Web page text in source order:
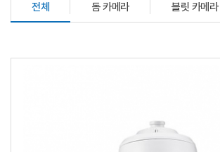
전체 돔 카메라 블릿 카메라